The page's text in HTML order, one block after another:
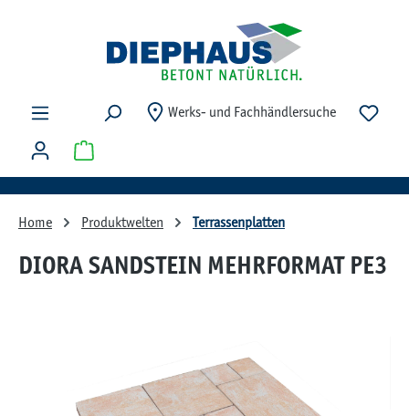
Werks- und Fachhändlersuche Du
Warenkorb enthält 0 Positionen. Der Gesamtwert
Home Produktwelten Terrassenplatten
DIORA SANDSTEIN MEHRFORMAT PE3